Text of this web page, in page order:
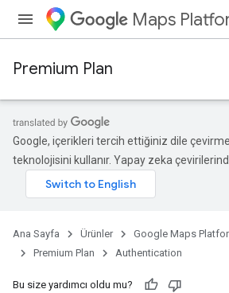
Maps
Premium Plan
Google, içerikleri tercih ettiğiniz dile
teknolojisini kullanır. Yapay zeka
Ana Sayfa Ürünler Google Maps
Premium Plan
Authentication
Bu size yardımcı oldu mu?